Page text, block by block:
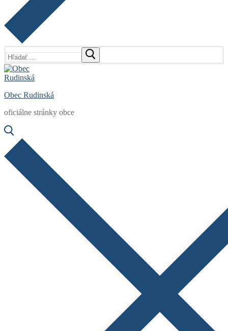
Obec Rudinská
oficiálne stránky obce